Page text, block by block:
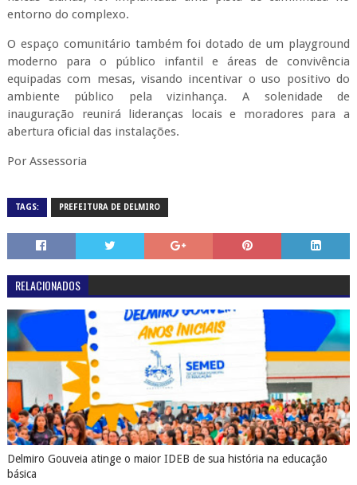
entorno do complexo.
​O espaço comunitário também foi dotado de um playground
moderno para o público infantil e áreas de convivência
equipadas com mesas, visando incentivar o uso positivo do
ambiente público pela vizinhança. A solenidade de
inauguração reunirá lideranças locais e moradores para a
abertura oficial das instalações.
Por Assessoria
TAGS: PREFEITURA DE DELMIRO
RELACIONADOS
Delmiro Gouveia atinge o maior IDEB de sua história na educação
básica